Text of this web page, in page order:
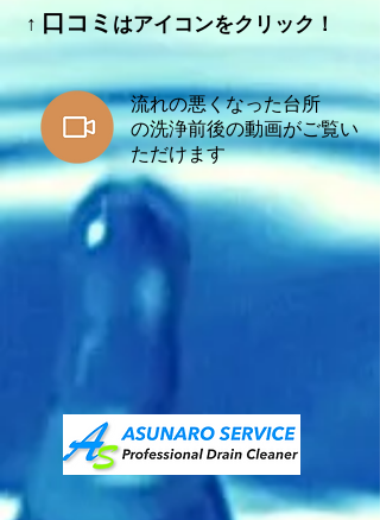
​↑ 口コミ はアイコンをクリック！
流れの悪くなった台所
​の洗浄前後の動画がご覧い
ただけます